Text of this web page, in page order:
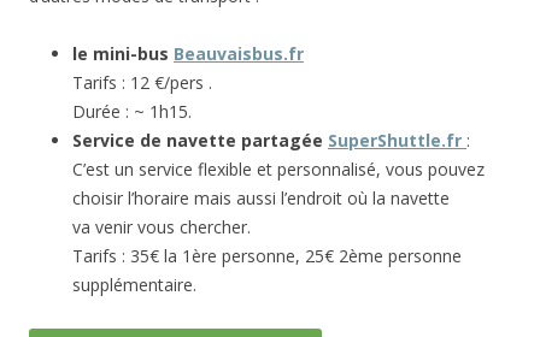
le mini-bus Beauvaisbus.fr
Tarifs : 12 €/pers .
Durée : ~ 1h15.
Service de navette partagée SuperShuttle.fr :
C’est un service flexible et personnalisé, vous pouvez
choisir l’horaire mais aussi l’endroit où la navette
va venir vous chercher.
Tarifs : 35€ la 1ère personne, 25€ 2ème personne
supplémentaire.